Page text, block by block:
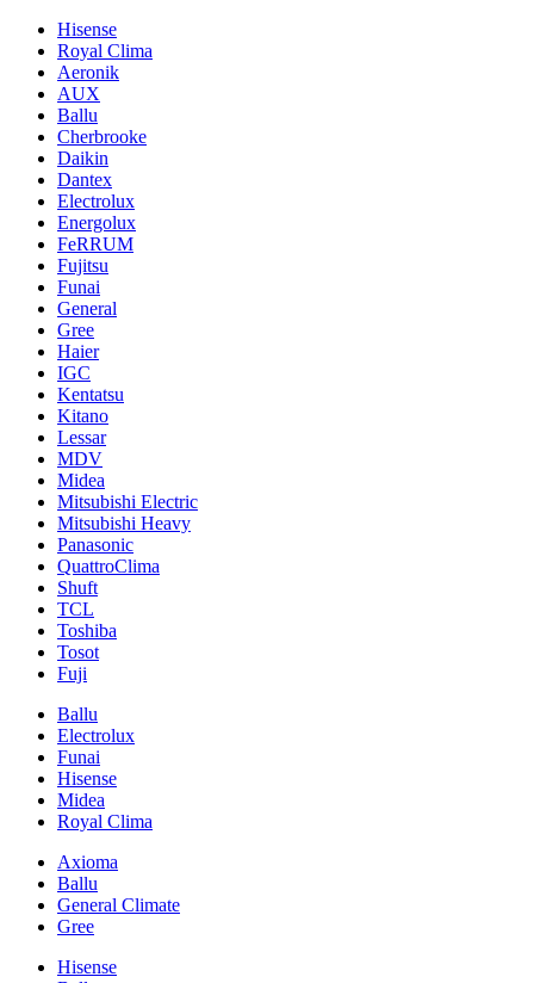
Hisense
Royal Clima
Aeronik
AUX
Ballu
Cherbrooke
Daikin
Dantex
Electrolux
Energolux
FeRRUM
Fujitsu
Funai
General
Gree
Haier
IGC
Kentatsu
Kitano
Lessar
MDV
Midea
Mitsubishi Electric
Mitsubishi Heavy
Panasonic
QuattroClima
Shuft
TCL
Toshiba
Tosot
Fuji
Ballu
Electrolux
Funai
Hisense
Midea
Royal Clima
Axioma
Ballu
General Climate
Gree
Hisense